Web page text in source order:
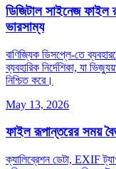
ডিজিটাল সাইনেজ
ভারসাম্য
বাণিজ্যিক ডিসপ্লে-তে
ব্যবহারিক নির্দেশিকা, যা
নিশ্চিত করে।
May 13, 2026
ফাইল রূপান্তরের সময়
ক্যালিব্রেশন ডেটা, EXIF